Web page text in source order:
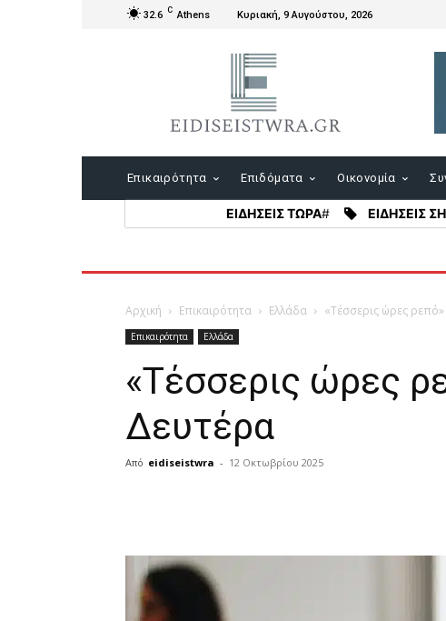
32.6 C Athens Κυριακή, 9 Αυγούστου, 2026
Επικαιρότητα Επιδόματα Οικονομία
ΕΙΔΗΣΕΙΣ ΤΩΡΑ# ΕΙΔΗΣΕΙΣ
Αρχική Επικαιρότητα Ελλάδα «Τέσσερις ώρες
Επικαιρότητα Ελλάδα
«Τέσσερις ώρες
Δευτέρα
Από eidiseistwra - 12 Οκτωβρίου 2025